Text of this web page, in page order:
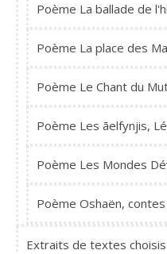
Poème La ballade de
Poème La place des
Poème Le Chant du
Poème Les ãelfynjis,
Poème Les Mondes
Poème Oshaën,
Extraits de textes choisis